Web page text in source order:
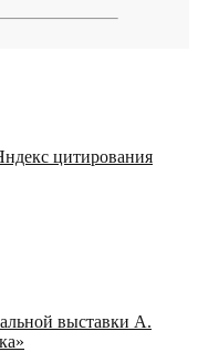
выставки А.